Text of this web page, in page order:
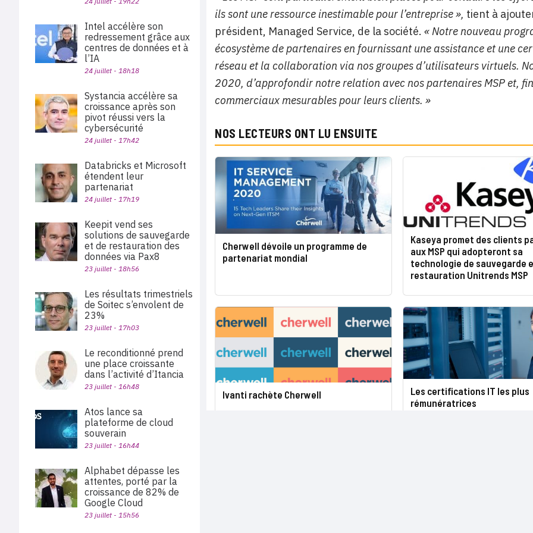
ils sont une ressource inestimable pour l’entreprise », tient à
président, Managed Service, de la société. « Notre nouveau
écosystème de partenaires en fournissant une assistance et une
réseau et la collaboration via nos groupes d’utilisateurs virtuels.
2020, d’approfondir notre relation avec nos partenaires MSP et,
commerciaux mesurables pour leurs clients. »
NOS LECTEURS ONT LU ENSUITE
Cherwell dévoile un programme de
partenariat mondial
Kaseya promet des clients
aux MSP qui adopteront sa
technologie de sauvegarde
restauration Unitrends MSP
Ivanti rachète Cherwell
Les certifications IT les plus
rémunératrices
Intel accélère son
redressement grâce aux
centres de données et à
l’IA
24 juillet - 18h18
Systancia accélère sa
croissance après son
pivot réussi vers la
cybersécurité
24 juillet - 17h42
Databricks et Microsoft
étendent leur
partenariat
24 juillet - 17h19
Keepit vend ses
solutions de sauvegarde
et de restauration des
données via Pax8
23 juillet - 18h56
Les résultats trimestriels
de Soitec s’envolent de
23%
23 juillet - 17h03
Le reconditionné prend
une place croissante
dans l’activité d’Itancia
23 juillet - 16h48
Atos lance sa
plateforme de cloud
souverain
23 juillet - 16h44
Alphabet dépasse les
attentes, porté par la
croissance de 82% de
Google Cloud
23 juillet - 15h56